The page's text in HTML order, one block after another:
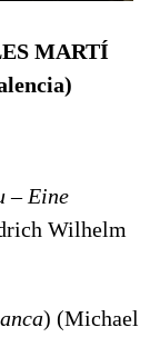
MARTÍ
)
– Eine
Wilhelm
) (Michael